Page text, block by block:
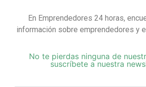
En Emprendedores 24 horas,
información sobre emprendedores y
No te pierdas ninguna de
suscríbete a nuestra